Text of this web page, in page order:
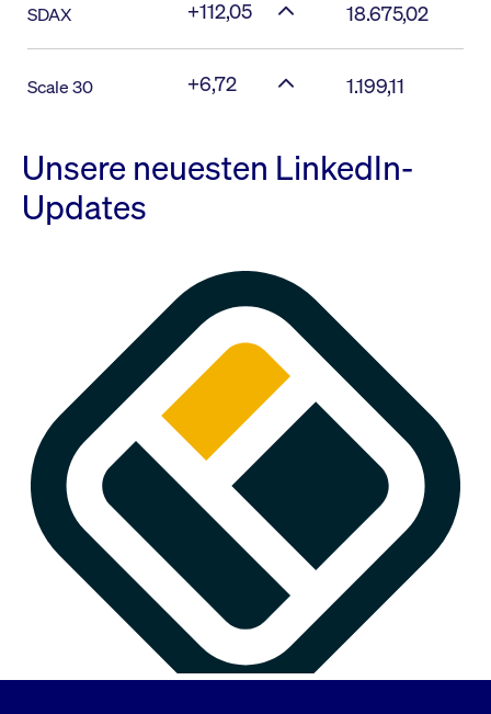
SDAX +112,05 18.675,02
Scale 30 +6,72 1.199,11
Unsere neuesten LinkedIn-
Updates